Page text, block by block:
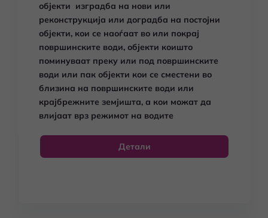
објекти изградба на нови или
реконструкција или доградба на постојни
објекти, кои се наоѓаат во или покрај
површинските води, објекти коишто
поминуваат преку или под површинските
води или пак објекти кои се сместени во
близина на површинските води или
крајбрежните земјишта, а кои можат да
влијаат врз режимот на водите
Детали